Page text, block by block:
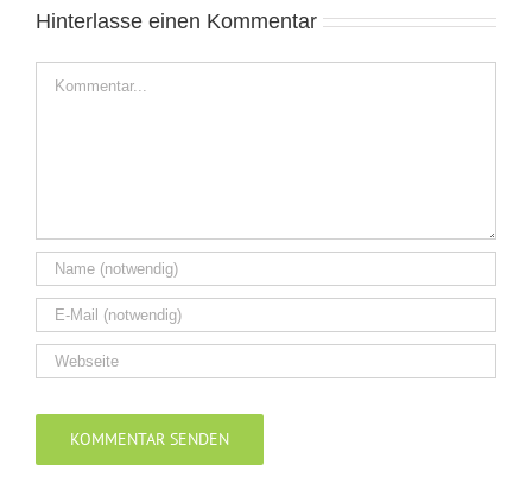
Hinterlasse einen Kommentar
Kommentar